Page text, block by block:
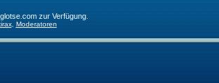
zur Verfügung.
, Moderatoren